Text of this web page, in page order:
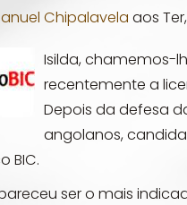
Chipalavela aos
Isilda, chamemos-
recentemente a
Depois da defesa
angolanos,
BIC.
ser o mais